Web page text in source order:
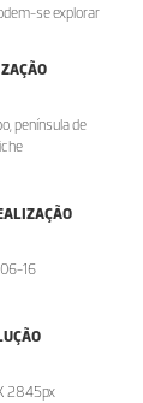
se explorar
península de
16
2845px